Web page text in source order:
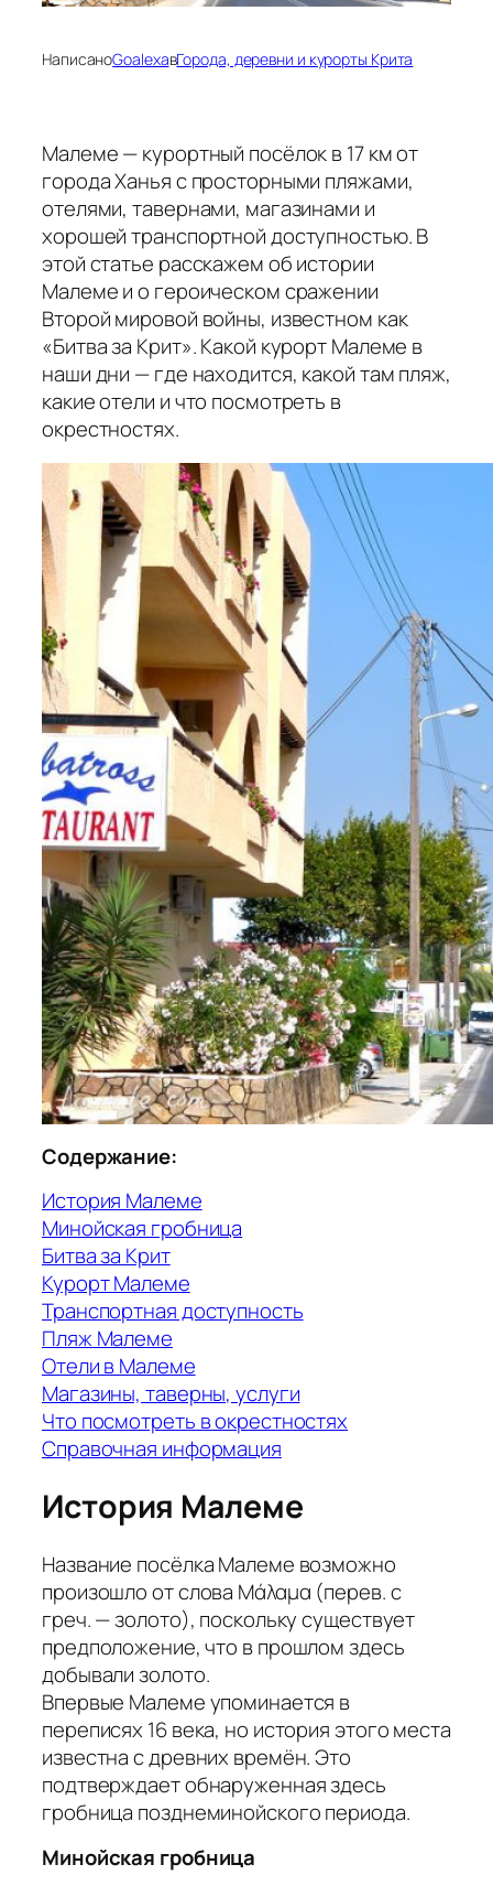
НаписаноGoalexaвГорода, деревни и курорты Крита
Малеме — курортный посёлок в 17 км от
города Ханья с просторными пляжами,
отелями, тавернами, магазинами и
хорошей транспортной доступностью. В
этой статье расскажем об истории
Малеме и о героическом сражении
Второй мировой войны, известном как
«Битва за Крит». Какой курорт Малеме в
наши дни — где находится, какой там пляж,
какие отели и что посмотреть в
окрестностях.
Содержание:
История Малеме
Минойская гробница
Битва за Крит
Курорт Малеме
Транспортная доступность
Пляж Малеме
Отели в Малеме
Магазины, таверны, услуги
Что посмотреть в окрестностях
Справочная информация
История Малеме
Название посёлка Малеме возможно
произошло от слова Μάλαμα (перев. с
греч. — золото), поскольку существует
предположение, что в прошлом здесь
добывали золото.
Впервые Малеме упоминается в
переписях 16 века, но история этого места
известна с древних времён. Это
подтверждает обнаруженная здесь
гробница позднеминойского периода.
Минойская гробница